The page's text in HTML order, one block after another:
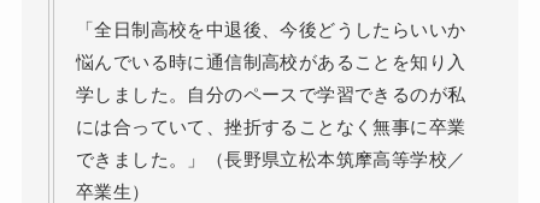
「全日制高校を中退後、今後どうしたらいいか
悩んでいる時に通信制高校があることを知り入
学しました。自分のペースで学習できるのが私
には合っていて、挫折することなく無事に卒業
できました。」（長野県立松本筑摩高等学校／
卒業生）